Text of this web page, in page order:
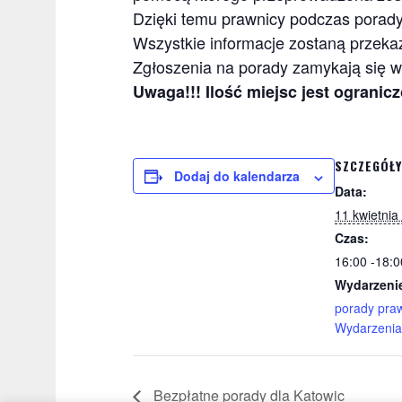
Dzięki temu prawnicy podczas
Wszystkie informacje zostaną
Zgłoszenia na porady zamykają się
Uwaga!!! Ilość miejsc jest
Dodaj do kalendarza
SZCZEGÓŁY
Data:
11
Czas:
16:00 -
porady
Wydarzenia
Bezpłatne porady dla Katowic